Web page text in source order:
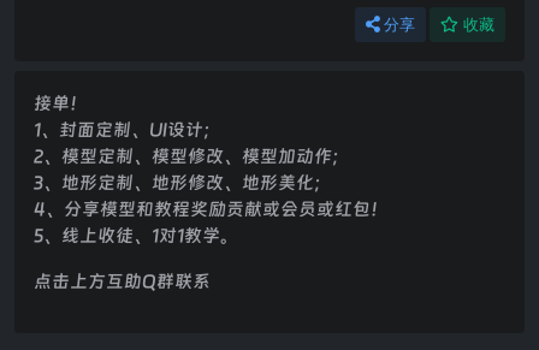
分享 收藏
接单！
1、封面定制、UI设计；
2、模型定制、模型修改、模型加动作；
3、地形定制、地形修改、地形美化；
4、分享模型和教程奖励贡献或会员或红包！
5、线上收徒、1对1教学。
点击上方互助Q群联系